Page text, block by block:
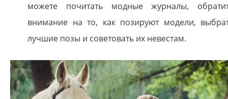
можете почитать модные журналы,
внимание на то, как позируют модели,
лучшие позы и советовать их невестам.